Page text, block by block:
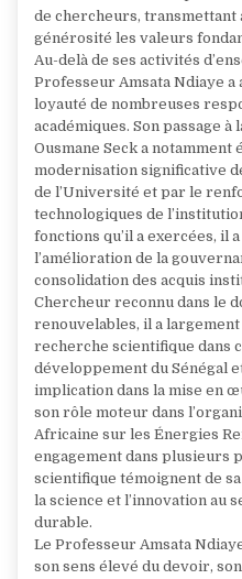
de chercheurs, transmettant
générosité les valeurs
Au-delà de ses activités
Professeur Amsata Ndiaye a
loyauté de nombreuses
académiques. Son passage
Ousmane Seck a notamment
modernisation significative
de l’Université et par le
technologiques de
fonctions qu’il a exercées, il
l’amélioration de la
consolidation des acquis
Chercheur reconnu dans le
renouvelables, il a
recherche scientifique dans
développement du Sénégal
implication dans la mise en
son rôle moteur dans
Africaine sur les Énergies
engagement dans plusieurs
scientifique témoignent de
la science et l’innovation au
durable.
Le Professeur Amsata
son sens élevé du devoir,